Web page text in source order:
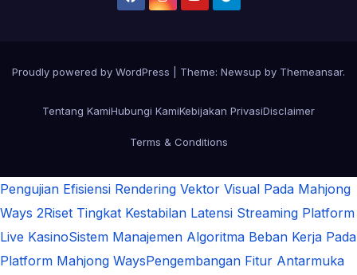
Proudly powered by WordPress Theme: Newsup by Themeansar.
Tentang KamiHubungi KamiKebijakan PrivasiDisclaimer
Terms & Conditions
Pengujian Efisiensi Rendering Vektor Visual Pada Mahjong
Ways 2Riset Tingkat Kestabilan Latensi Streaming Platform
Live KasinoSistem Manajemen Algoritma Beban Kerja Pada
Platform Mahjong WaysPengembangan Fitur Antarmuka